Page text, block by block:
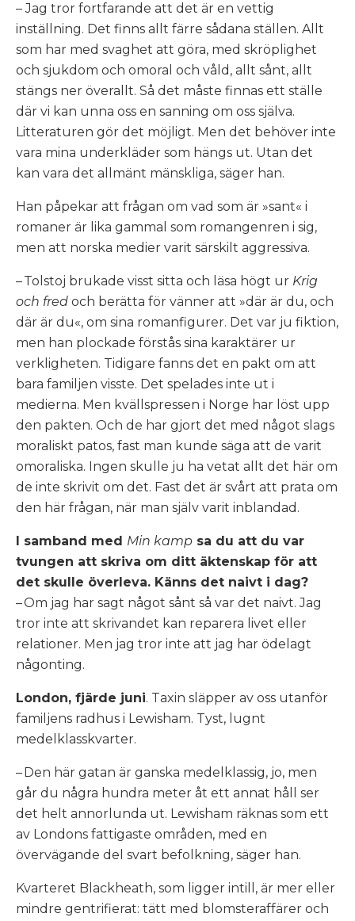
– Jag tror fortfarande att det är en vettig
inställning. Det finns allt färre sådana ställen. Allt
som har med svaghet att göra, med skröplighet
och sjukdom och omoral och våld, allt sånt, allt
stängs ner överallt. Så det måste finnas ett ställe
där vi kan unna oss en sanning om oss själva.
Litteraturen gör det möjligt. Men det behöver inte
vara mina underkläder som hängs ut. Utan det
kan vara det allmänt mänskliga, säger han.
Han påpekar att frågan om vad som är »sant« i
romaner är lika gammal som romangenren i sig,
men att norska medier varit särskilt aggressiva.
– Tolstoj brukade visst sitta och läsa högt ur Krig
och fred och berätta för vänner att »där är du, och
där är du«, om sina romanfigurer. Det var ju fiktion,
men han plockade förstås sina karaktärer ur
verkligheten. Tidigare fanns det en pakt om att
bara familjen visste. Det spelades inte ut i
medierna. Men kvällspressen i Norge har löst upp
den pakten. Och de har gjort det med något slags
moraliskt patos, fast man kunde säga att de varit
omoraliska. Ingen skulle ju ha vetat allt det här om
de inte skrivit om det. Fast det är svårt att prata om
den här frågan, när man själv varit inblandad.
I samband med Min kamp sa du att du var
tvungen att skriva om ditt äktenskap för att
det skulle överleva. Känns det naivt i dag?
– Om jag har sagt något sånt så var det naivt. Jag
tror inte att skrivandet kan reparera livet eller
relationer. Men jag tror inte att jag har ödelagt
någonting.
London, fjärde juni. Taxin släpper av oss utanför
familjens radhus i Lewisham. Tyst, lugnt
medelklasskvarter.
– Den här gatan är ganska medelklassig, jo, men
går du några hundra meter åt ett annat håll ser
det helt annorlunda ut. Lewisham räknas som ett
av Londons fattigaste områden, med en
övervägande del svart befolkning, säger han.
Kvarteret Blackheath, som ligger intill, är mer eller
mindre gentrifierat: tätt med blomsteraffärer och